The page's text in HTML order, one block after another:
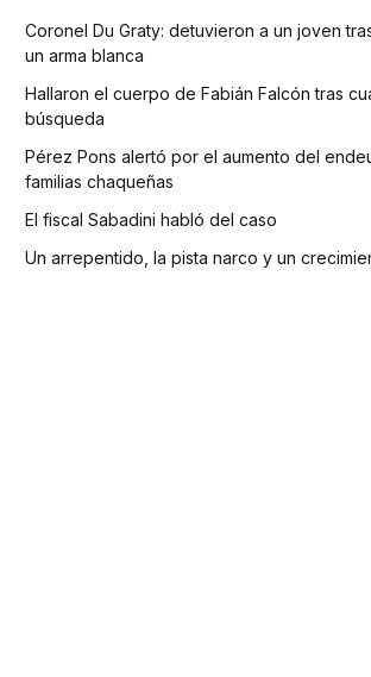
Coronel Du Graty: detuvieron a un joven
un arma blanca
Hallaron el cuerpo de Fabián Falcón tras
búsqueda
Pérez Pons alertó por el aumento del
familias chaqueñas
El fiscal Sabadini habló del caso
Un arrepentido, la pista narco y un